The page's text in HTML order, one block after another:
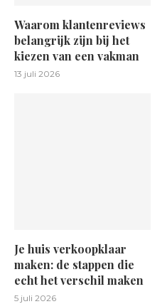
Waarom klantenreviews
belangrijk zijn bij het
kiezen van een vakman
13 juli 2026
Je huis verkoopklaar
maken: de stappen die
echt het verschil maken
5 juli 2026